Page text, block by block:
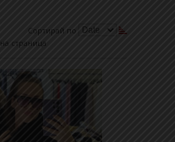
Сортирай по
на страница